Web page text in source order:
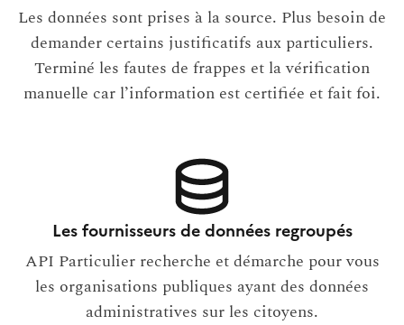
Les données sont prises à la source. Plus besoin de
demander certains justificatifs aux particuliers.
Terminé les fautes de frappes et la vérification
manuelle car l’information est certifiée et fait foi.
Les fournisseurs de données regroupés
API Particulier recherche et démarche pour vous
les organisations publiques ayant des données
administratives sur les citoyens.